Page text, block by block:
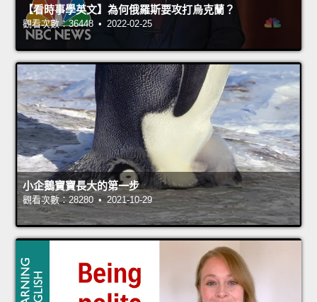
【看時事學英文】為何俄羅斯要攻打烏克蘭？
觀看次數：36448 • 2022-02-25
小企鵝寶寶長大的第一步
觀看次數：28280 • 2021-10-29